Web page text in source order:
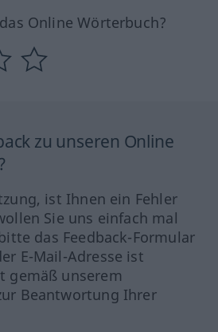
Online Wörterbuch?
zu unseren Online
ist Ihnen ein Fehler
Sie uns einfach mal
das Feedback-Formular
E-Mail-Adresse ist
gemäß unserem
Beantwortung Ihrer